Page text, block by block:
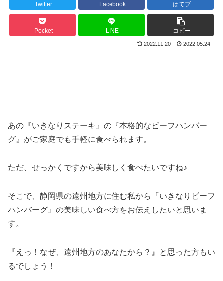
Twitter Facebook はてブ
Pocket LINE コピー
2022.11.20 2022.05.24
あの『いきなりステーキ』の『本格的なビーフハンバー
グ』がご家庭でも手軽に食べられます。
ただ、せっかくですから美味しく食べたいですね♪
そこで、静岡県の遠州地方に住む私から『いきなりビーフ
ハンバーグ』の美味しい食べ方をお伝えしたいと思いま
す。
『えっ！なぜ、遠州地方のあなたから？』と思った方もい
るでしょう！